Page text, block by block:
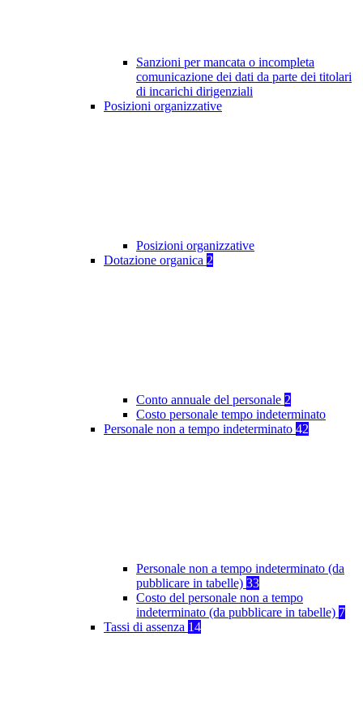
Sanzioni per mancata o incompleta
comunicazione dei dati da parte dei titolari
di incarichi dirigenziali
Posizioni organizzative
Posizioni organizzative
Dotazione organica 2
Conto annuale del personale 2
Costo personale tempo indeterminato
Personale non a tempo indeterminato 42
Personale non a tempo indeterminato (da
pubblicare in tabelle) 33
Costo del personale non a tempo
indeterminato (da pubblicare in tabelle) 7
Tassi di assenza 14